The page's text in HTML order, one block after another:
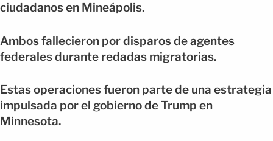
ciudadanos en Mineápolis.
Ambos fallecieron por disparos de agentes
federales durante redadas migratorias.
Estas operaciones fueron parte de una estrategia
impulsada por el gobierno de Trump en
Minnesota.